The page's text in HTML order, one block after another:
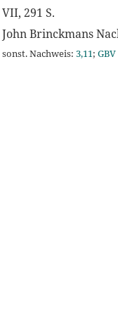
VII, 291 S.
John Brinckmans
sonst. Nachweis: 3,11; GBV